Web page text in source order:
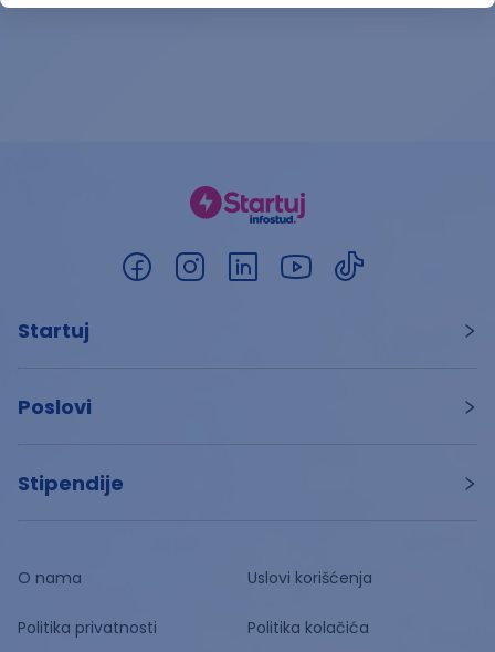
Startuj
Poslovi
Stipendije
O nama Uslovi korišćenja
Politika privatnosti Politika kolačića